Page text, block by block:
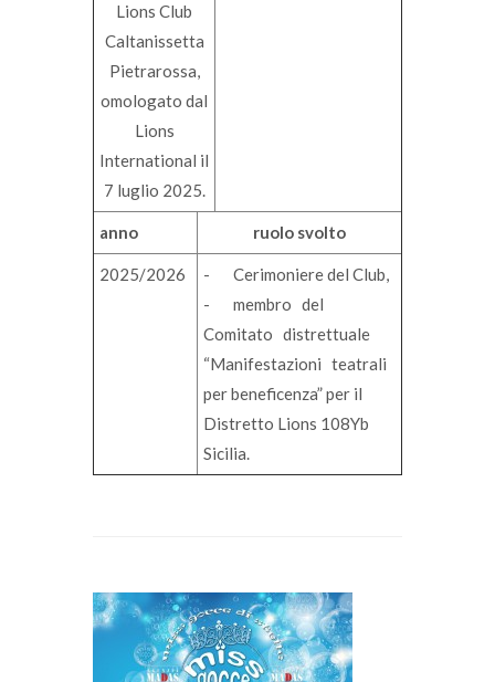
Lions Club
Caltanissetta
Pietrarossa,
omologato dal
Lions
International il
7 luglio 2025.
anno ruolo svolto
2025/2026
- Cerimoniere del Club,
- membro del
Comitato distrettuale
“Manifestazioni teatrali
per beneficenza” per il
Distretto Lions 108Yb
Sicilia.